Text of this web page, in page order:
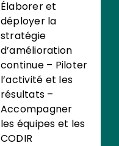
Élaborer et
déployer la
stratégie
d’amélioration
continue – Piloter
l’activité et les
résultats –
Accompagner
les équipes et les
CODIR